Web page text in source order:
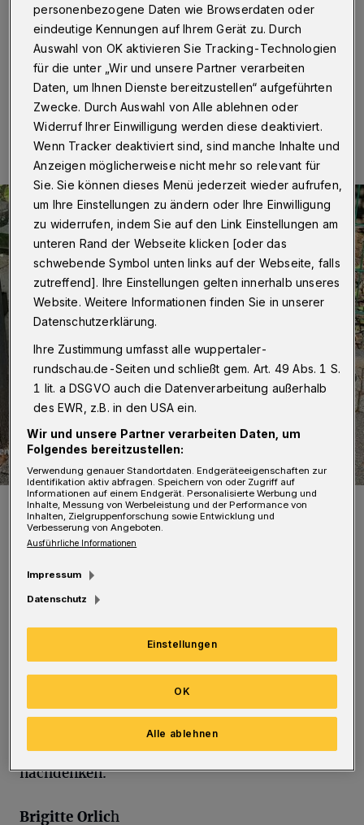
Betr.: Müll an der Thorner Straße
06.10.2022 , 11:45 Uhr Eine Minute Lesezeit
Foto: Brigitte Orlich
S o sah es diese Woche an der
Bushaltestelle Thorner Straße aus. Da
kann man, glaube ich, noch so viel Müll bei
entsprechenden Aktion sammeln, solche
verheerenden Zustände wiederholen sich
ständig. Vielleicht sollte die Stadt mal über
größere Behältnisse an den Haltestellen
nachdenken.
Brigitte Orlich
personenbezogene Daten wie Browserdaten oder
eindeutige Kennungen auf Ihrem Gerät zu. Durch
Auswahl von OK aktivieren Sie Tracking-Technologien
für die unter „Wir und unsere Partner verarbeiten
Daten, um Ihnen Dienste bereitzustellen“ aufgeführten
Zwecke. Durch Auswahl von Alle ablehnen oder
Widerruf Ihrer Einwilligung werden diese deaktiviert.
Wenn Tracker deaktiviert sind, sind manche Inhalte und
Anzeigen möglicherweise nicht mehr so relevant für
Sie. Sie können dieses Menü jederzeit wieder aufrufen,
um Ihre Einstellungen zu ändern oder Ihre Einwilligung
zu widerrufen, indem Sie auf den Link Einstellungen am
unteren Rand der Webseite klicken [oder das
schwebende Symbol unten links auf der Webseite, falls
zutreffend]. Ihre Einstellungen gelten innerhalb unseres
Website. Weitere Informationen finden Sie in unserer
Datenschutzerklärung.
Ihre Zustimmung umfasst alle wuppertaler-
rundschau.de-Seiten und schließt gem. Art. 49 Abs. 1 S.
1 lit. a DSGVO auch die Datenverarbeitung außerhalb
des EWR, z.B. in den USA ein.
Wir und unsere Partner verarbeiten Daten, um
Folgendes bereitzustellen:
Verwendung genauer Standortdaten. Endgeräteeigenschaften zur
Identifikation aktiv abfragen. Speichern von oder Zugriff auf
Informationen auf einem Endgerät. Personalisierte Werbung und
Inhalte, Messung von Werbeleistung und der Performance von
Inhalten, Zielgruppenforschung sowie Entwicklung und
Verbesserung von Angeboten.
Ausführliche Informationen
Impressum
Datenschutz
Einstellungen
Alle ablehnen
OK